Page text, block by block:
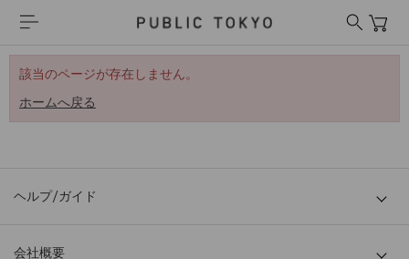
該当のページが存在しません。
ホームへ戻る
ヘルプ/ガイド
会社概要